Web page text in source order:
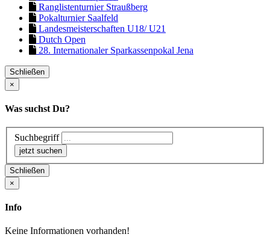
Ranglistenturnier Straußberg
Pokalturnier Saalfeld
Landesmeisterschaften U18/ U21
Dutch Open
28. Internationaler Sparkassenpokal Jena
Schließen
×
Was suchst Du?
Suchbegriff
Schließen
×
Info
Keine Informationen vorhanden!